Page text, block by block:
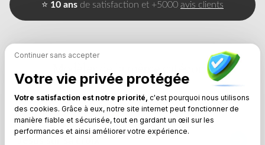
⭐ 10 ans de satisfaction et +5000 avis clients
Modèles de la même catégorie
Continuer sans accepter
Votre vie privée protégée
Votre satisfaction est notre priorité, c'est pourquoi nous utilisons
des cookies. Grâce à eux, notre site internet peut fonctionner de
manière fiable et sécurisée, tout en gardant un œil sur les
performances et ainsi améliorer votre expérience.